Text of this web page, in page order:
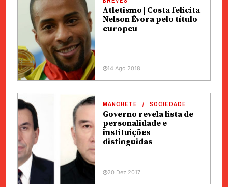
Atletismo | Costa felicita
Nelson Évora pelo título
europeu
14 Ago 2018
MANCHETE SOCIEDADE
Governo revela lista de
personalidade e
instituições
distinguidas
20 Dez 2017